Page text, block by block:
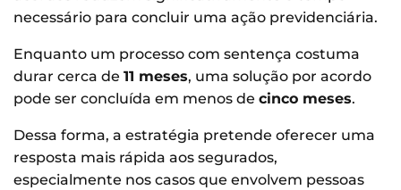
necessário para concluir uma ação previdenciária.
Enquanto um processo com sentença costuma
durar cerca de 11 meses, uma solução por acordo
pode ser concluída em menos de cinco meses.
Dessa forma, a estratégia pretende oferecer uma
resposta mais rápida aos segurados,
especialmente nos casos que envolvem pessoas